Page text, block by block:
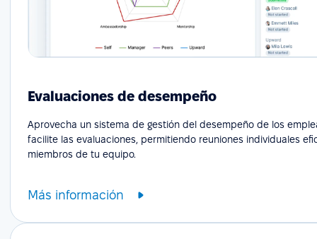
Evaluaciones de desempeño
Aprovecha un sistema de gestión del desempeño de los
facilite las evaluaciones, permitiendo reuniones individuales
miembros de tu equipo.
Más información